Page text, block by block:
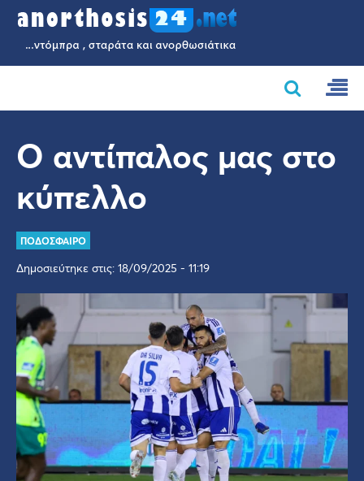
Ο αντίπαλος μας στο
κύπελλο
ΠΟΔΟΣΦΑΙΡΟ
Δημοσιεύτηκε στις: 18/09/2025 - 11:19